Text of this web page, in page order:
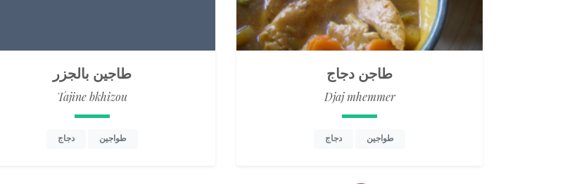
طاجن دجاج
Djaj mhemmer
طواجين دجاج
طاجين بالجزر
Tajine bkhizou
طواجين دجاج